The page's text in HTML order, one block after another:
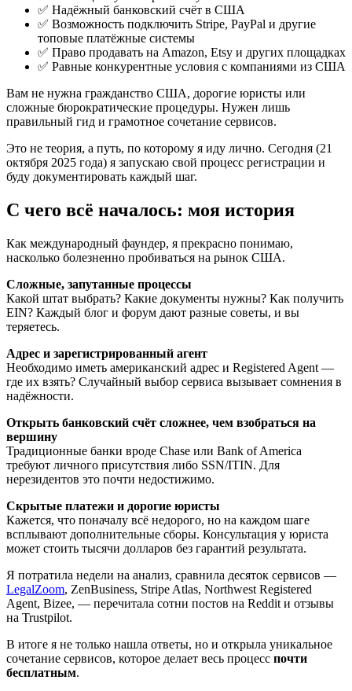
✅ Надёжный банковский счёт в США
✅ Возможность подключить Stripe, PayPal и другие
топовые платёжные системы
✅ Право продавать на Amazon, Etsy и других площадках
✅ Равные конкурентные условия с компаниями из США
Вам не нужна гражданство США, дорогие юристы или
сложные бюрократические процедуры. Нужен лишь
правильный гид и грамотное сочетание сервисов.
Это не теория, а путь, по которому я иду лично. Сегодня (21
октября 2025 года) я запускаю свой процесс регистрации и
буду документировать каждый шаг.
С чего всё началось: моя история
Как международный фаундер, я прекрасно понимаю,
насколько болезненно пробиваться на рынок США.
Сложные, запутанные процессы
Какой штат выбрать? Какие документы нужны? Как получить
EIN? Каждый блог и форум дают разные советы, и вы
теряетесь.
Адрес и зарегистрированный агент
Необходимо иметь американский адрес и Registered Agent —
где их взять? Случайный выбор сервиса вызывает сомнения в
надёжности.
Открыть банковский счёт сложнее, чем взобраться на
вершину
Традиционные банки вроде Chase или Bank of America
требуют личного присутствия либо SSN/ITIN. Для
нерезидентов это почти недостижимо.
Скрытые платежи и дорогие юристы
Кажется, что поначалу всё недорого, но на каждом шаге
всплывают дополнительные сборы. Консультация у юриста
может стоить тысячи долларов без гарантий результата.
Я потратила недели на анализ, сравнила десяток сервисов —
LegalZoom, ZenBusiness, Stripe Atlas, Northwest Registered
Agent, Bizee, — перечитала сотни постов на Reddit и отзывы
на Trustpilot.
В итоге я не только нашла ответы, но и открыла уникальное
сочетание сервисов, которое делает весь процесс почти
бесплатным.